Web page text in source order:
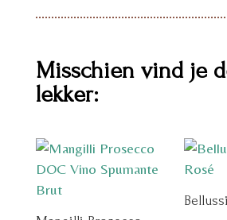
Misschien vind je
lekker: